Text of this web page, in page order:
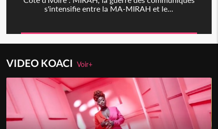
s'intensifie entre la MA-MIRAH et le...
VIDEO KOACIVoir+